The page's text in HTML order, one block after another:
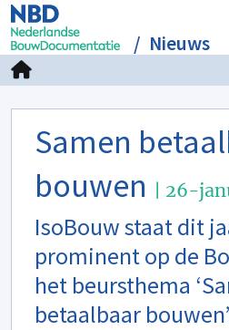
Nieuws
Samen
bouwen
| 26-
IsoBouw staat dit
prominent op de
het beursthema
betaalbaar